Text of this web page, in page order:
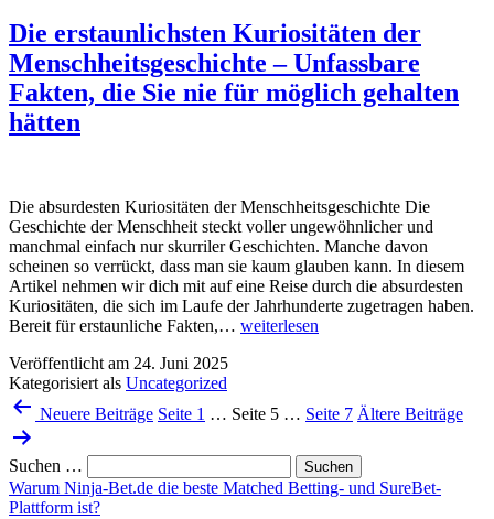
Minute
nach
einem
Erdbeben
passiert
hinter
die
Kulissen
Die erstaunlichsten Kuriositäten der
Menschheitsgeschichte – Unfassbare
Fakten, die Sie nie für möglich gehalten
hätten
Die absurdesten Kuriositäten der Menschheitsgeschichte Die
Geschichte der Menschheit steckt voller ungewöhnlicher und
manchmal einfach nur skurriler Geschichten. Manche davon
scheinen so verrückt, dass man sie kaum glauben kann. In diesem
Artikel nehmen wir dich mit auf eine Reise durch die absurdesten
Kuriositäten, die sich im Laufe der Jahrhunderte zugetragen haben.
Bereit für erstaunliche Fakten,… Die
Menschheitsgeschichte
–
die
weiterlesen
Veröffentlicht am 24. Juni 2025
Kategorisiert als Uncategorized
Seitennummerierung
der
Beiträge
Neuere Beiträge Seite 1 … Seite 5 … Seite 7 Ältere Beiträge
Suchen …
Warum Ninja-Bet.de die beste Matched Betting- und SureBet-
Plattform ist?